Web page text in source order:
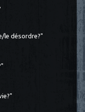
le désordre?"